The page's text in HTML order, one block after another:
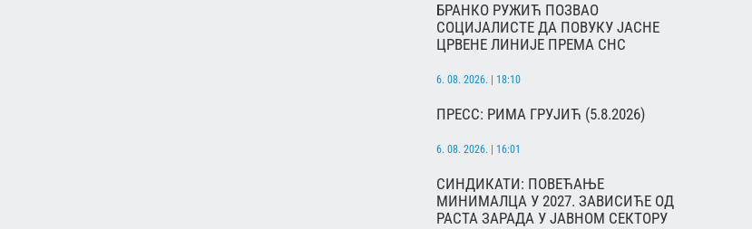
БРАНКО РУЖИЋ ПОЗВАО
СОЦИЈАЛИСТЕ ДА ПОВУКУ ЈАСНЕ
ЦРВЕНЕ ЛИНИЈЕ ПРЕМА СНС
6. 08. 2026. | 18:10
ПРЕСС: РИМА ГРУЈИЋ (5.8.2026)
6. 08. 2026. | 16:01
СИНДИКАТИ: ПОВЕЋАЊЕ
МИНИМАЛЦА У 2027. ЗАВИСИЋЕ ОД
РАСТА ЗАРАДА У ЈАВНОМ СЕКТОРУ